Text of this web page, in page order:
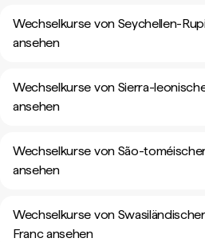
Wechselkurse von Seychellen-
ansehen
Wechselkurse von Sierra-
ansehen
Wechselkurse von São-
ansehen
Wechselkurse von
Franc ansehen